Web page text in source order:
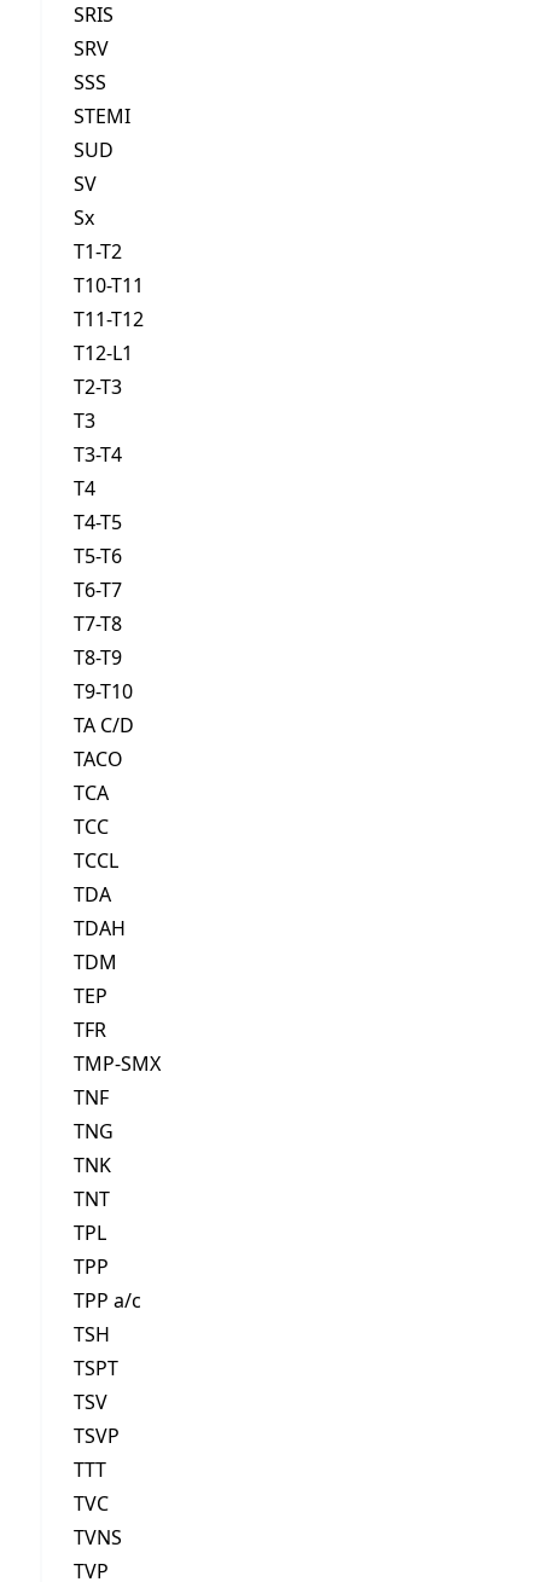
SRIS
SRV
SSS
STEMI
SUD
SV
Sx
T1-T2
T10-T11
T11-T12
T12-L1
T2-T3
T3
T3-T4
T4
T4-T5
T5-T6
T6-T7
T7-T8
T8-T9
T9-T10
TA C/D
TACO
TCA
TCC
TCCL
TDA
TDAH
TDM
TEP
TFR
TMP-SMX
TNF
TNG
TNK
TNT
TPL
TPP
TPP a/c
TSH
TSPT
TSV
TSVP
TTT
TVC
TVNS
TVP